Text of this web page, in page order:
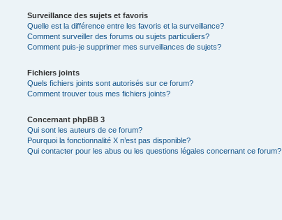
Surveillance des sujets et favoris
Quelle est la différence entre les favoris et la surveillance?
Comment surveiller des forums ou sujets particuliers?
Comment puis-je supprimer mes surveillances de sujets?
Fichiers joints
Quels fichiers joints sont autorisés sur ce forum?
Comment trouver tous mes fichiers joints?
Concernant phpBB 3
Qui sont les auteurs de ce forum?
Pourquoi la fonctionnalité X n’est pas disponible?
Qui contacter pour les abus ou les questions légales concernant ce forum?